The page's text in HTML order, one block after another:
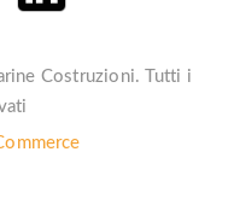
Costruzioni. Tutti i